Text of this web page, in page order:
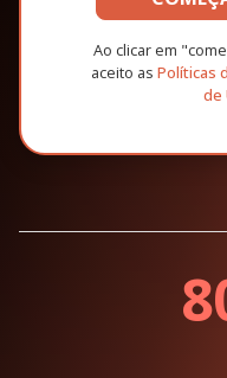
Ao clicar em
aceito as Políticas
de